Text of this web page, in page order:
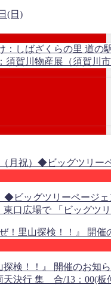
(日)
：しばざくらの里 道の
須賀川物産展（須賀川
）◆ビッグツリーペー
東口広場で 「ビッグ
検！！』 開催のお知
決行 集 合/13：00(板